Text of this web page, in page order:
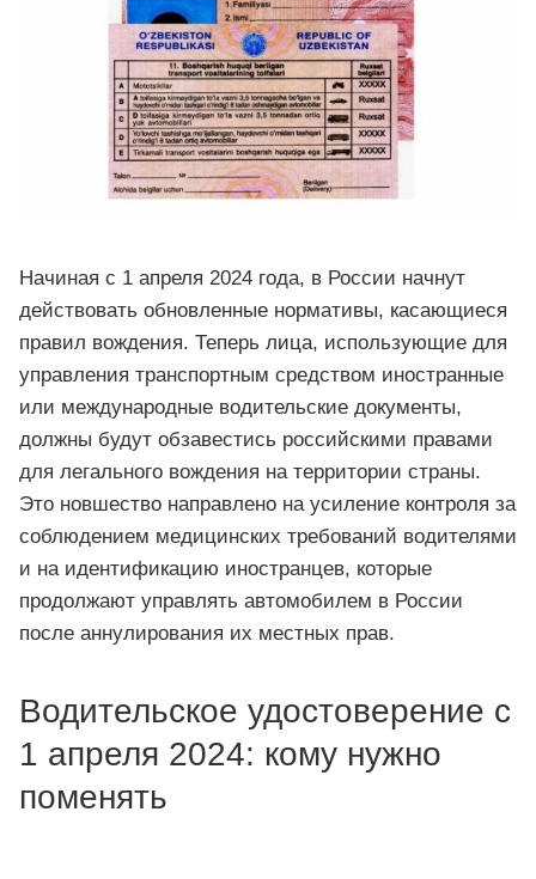
Начиная с 1 апреля 2024 года, в России начнут
действовать обновленные нормативы, касающиеся
правил вождения. Теперь лица, использующие для
управления транспортным средством иностранные
или международные водительские документы,
должны будут обзавестись российскими правами
для легального вождения на территории страны.
Это новшество направлено на усиление контроля за
соблюдением медицинских требований водителями
и на идентификацию иностранцев, которые
продолжают управлять автомобилем в России
после аннулирования их местных прав.
Водительское удостоверение с
1 апреля 2024: кому нужно
поменять